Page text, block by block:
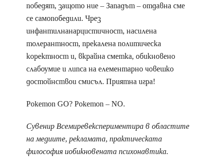
победят, защото ние – Западът – отдавна сме
се самопобедили. Чрез
инфантилнанарцистичност, насилена
толерантност, прекалена политическа
коректност и, вкрайна сметка, обикновено
слабоумие и липса на елементарно човешко
достойнствои смисъл. Приятна игра!
Pokemon GO? Pokemon – NO.
Сувенир Всемиревекспериментира в областите
на медиите, рекламата, практическата
философия иобикновената психонавтика.